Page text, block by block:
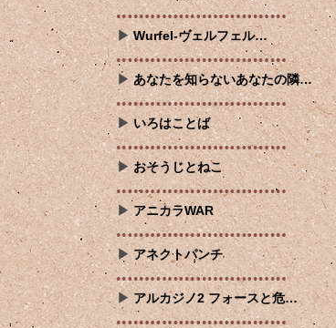
Wurfel-ヴェルフェル…
あなたを知らないあなたの隣…
いろはことば
おそうじとねこ
アニカラWAR
アネクトパンチ
アルカジノ2 フォースと危…